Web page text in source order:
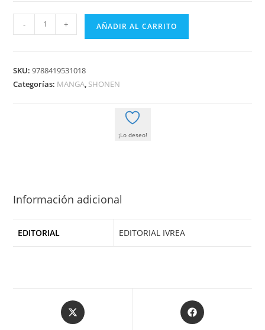
GIRLFRIEND
Y
cantidad
- + AÑADIR AL CARRITO
SKU:9788419531018
Categorías: MANGA, SHONEN
¡Lo deseo!
Información adicional
EDITORIAL EDITORIAL IVREA
Opens
in
Opens
in